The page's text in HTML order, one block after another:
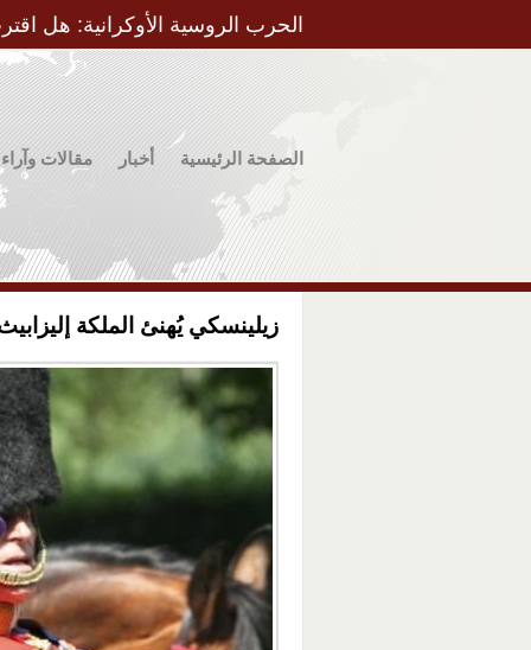
الحرب الروسية الأوكرانية: هل
الصفحة الرئيسية أخبار مقالات وآراء
زيلينسكي يُهنئ الملكة إليزابيث